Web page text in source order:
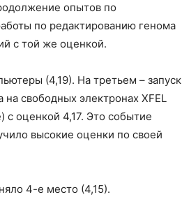
опытов по
по редактированию генома
с той же оценкой.
(4,19). На третьем – запуск
свободных электронах XFEL
с оценкой 4,17. Это событие
высокие оценки по своей
4-е место (4,15).